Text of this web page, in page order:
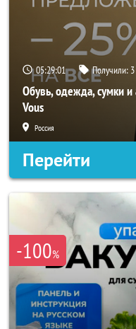
05:28:59 Получили: 3
Обувь, одежда, сумки и
Vous
Россия
Перейти
-100%